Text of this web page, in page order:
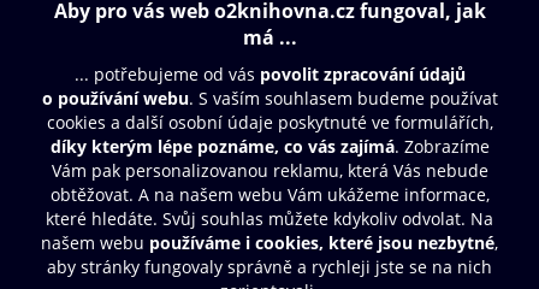
Obsah ke stažení
Moje O2 Knihovna
Další zábava
© O2 Czech Republic a.s.